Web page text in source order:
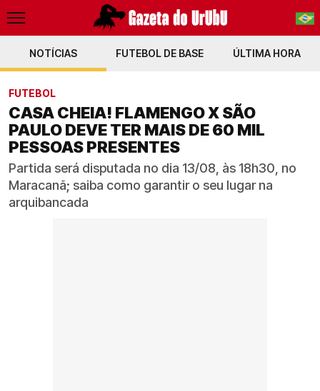
PT-BR
NOTÍCIAS FUTEBOL DE BASE ÚLTIMA HORA
FUTEBOL
CASA CHEIA! FLAMENGO X SÃO
PAULO DEVE TER MAIS DE 60 MIL
PESSOAS PRESENTES
Partida será disputada no dia 13/08, às 18h30, no
Maracanã; saiba como garantir o seu lugar na
arquibancada